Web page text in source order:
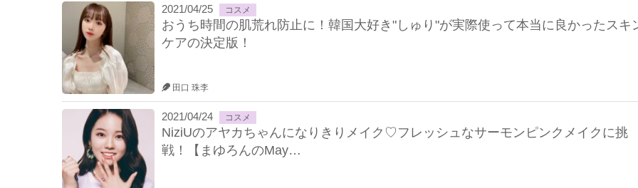
2021/04/25 コスメ
おうち時間の肌荒れ防止に！韓国大好き"しゅり"が実際使って本当に良かったスキ
ケアの決定版！
田口 珠李
2021/04/24 コスメ
NiziUのアヤカちゃんになりきりメイク♡フレッシュなサーモンピンクメイクに挑
戦！【まゆろんのMay…